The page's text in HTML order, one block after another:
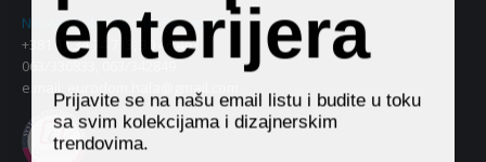
Nikole Grulovića 71e, Beograd
+381 11 34 74 713, 30 46 463
063/330833, 063/342849
e.mail:
eurodom.hala@gmail.com
enterijera
Prijavite se na našu email listu i budite u toku
sa svim kolekcijama i dizajnerskim
trendovima.